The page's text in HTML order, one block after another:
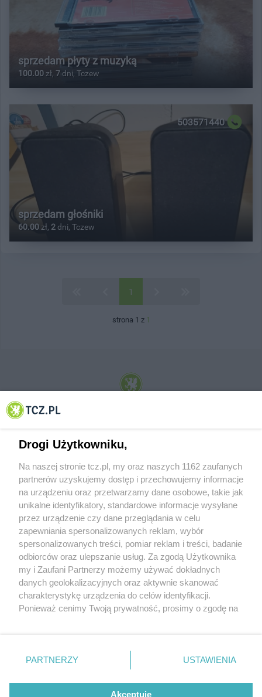
sprzedam płyty z muzyką
100.00 zł, 7dni, Tczew
503571440
sprzedam głośniki
60.00 zł, 2 dni, Tczew
1
strona 1 z 1
© 2001-2026 Tczew - TCZ.PL Sp. z o.o. Internetowy Serwis Informacyjny Miasta
O FIRMIE POLITYKA PRYWATNOŚCI HOSTING
REKLAMA WSPÓŁPRACA RSS FACEBOOK KONTAKT
Nasze serwisy
Aktualności
Tcz24
Historia miasta
Muzyka i kultura
Archiwum wydarzeń
Zdjęcia miasta
Drogi Użytkowniku,
Na naszej stronie tcz.pl, my oraz naszych 1162 zaufanych
partnerów uzyskujemy dostęp i przechowujemy informacje
na urządzeniu oraz przetwarzamy dane osobowe, takie jak
unikalne identyfikatory, standardowe informacje wysyłane
przez urządzenie czy dane przeglądania w celu
zapewniania spersonalizowanych reklam, wybór
spersonalizowanych treści, pomiar reklam i treści, badanie
odbiorców oraz ulepszanie usług. Za zgodą Użytkownika
my i Zaufani Partnerzy możemy używać dokładnych
danych geolokalizacyjnych oraz aktywnie skanować
charakterystykę urządzenia do celów identyfikacji.
Ponieważ cenimy Twoją prywatność, prosimy o zgodę na
znajdujący się w lewym dolnym rogu strony
. Niektóre
PARTNERZY USTAWIENIA
Akceptuję